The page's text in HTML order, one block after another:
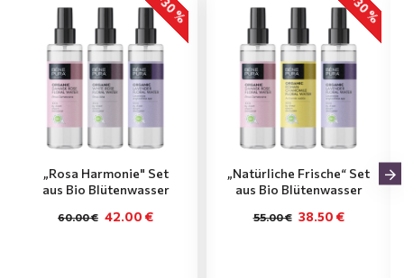
-30 %
„Rosa Harmonie" Set
aus Bio Blütenwasser
42.00 €
60.00 €
-30 %
„Natürliche Frische“ Set
aus Bio Blütenwasser
38.50 €
55.00 €